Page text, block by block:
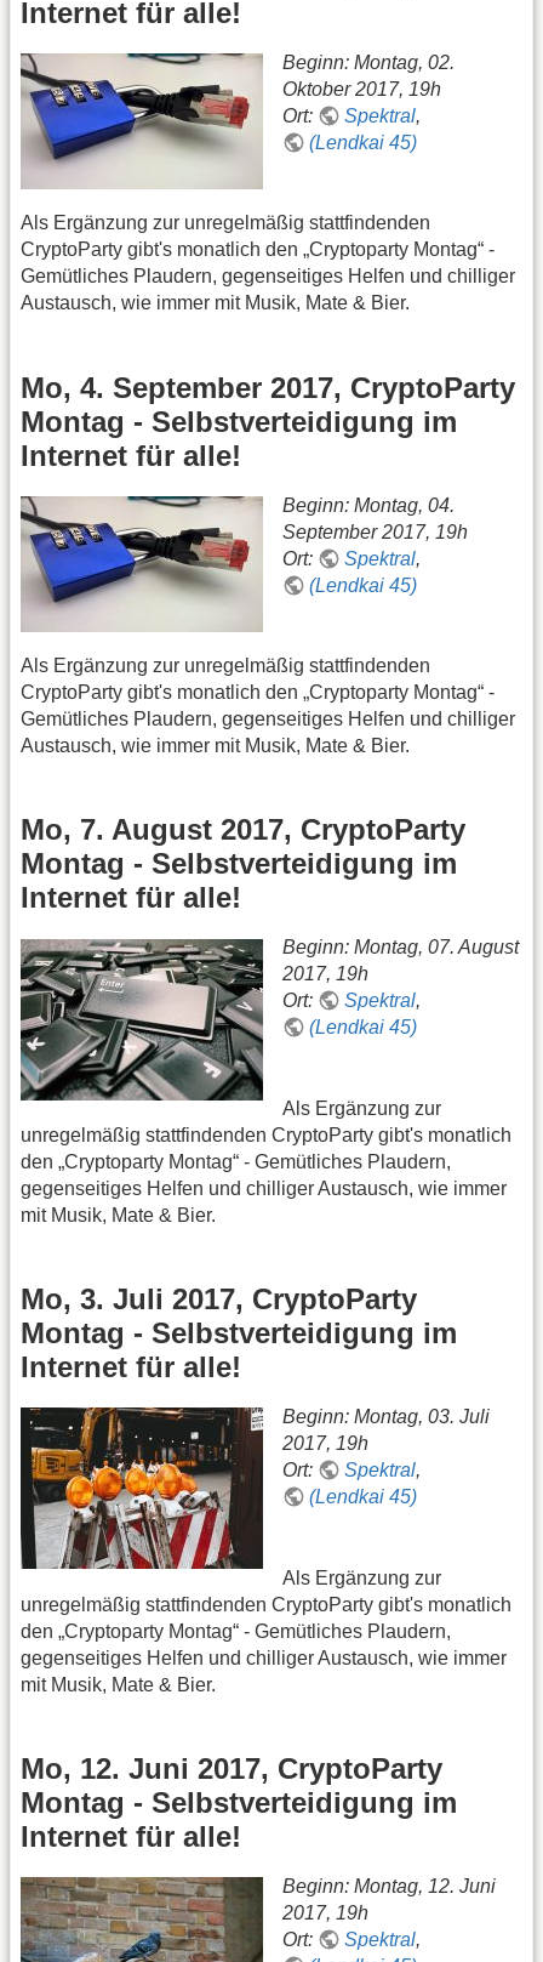
Internet für alle!
Beginn: Montag, 02.
Oktober 2017, 19h
Ort:
Spektral,
(Lendkai 45)
Als Ergänzung zur unregelmäßig stattfindenden
CryptoParty gibt's monatlich den „Cryptoparty Montag“ -
Gemütliches Plaudern, gegenseitiges Helfen und chilliger
Austausch, wie immer mit Musik, Mate & Bier.
Mo, 4. September 2017, CryptoParty
Montag - Selbstverteidigung im
Internet für alle!
Beginn: Montag, 04.
September 2017, 19h
Ort:
Spektral,
(Lendkai 45)
Als Ergänzung zur unregelmäßig stattfindenden
CryptoParty gibt's monatlich den „Cryptoparty Montag“ -
Gemütliches Plaudern, gegenseitiges Helfen und chilliger
Austausch, wie immer mit Musik, Mate & Bier.
Mo, 7. August 2017, CryptoParty
Montag - Selbstverteidigung im
Internet für alle!
Beginn: Montag, 07. August
2017, 19h
Ort:
Spektral,
(Lendkai 45)
Als Ergänzung zur
unregelmäßig stattfindenden CryptoParty gibt's monatlich
den „Cryptoparty Montag“ - Gemütliches Plaudern,
gegenseitiges Helfen und chilliger Austausch, wie immer
mit Musik, Mate & Bier.
Mo, 3. Juli 2017, CryptoParty
Montag - Selbstverteidigung im
Internet für alle!
Beginn: Montag, 03. Juli
2017, 19h
Ort:
Spektral,
(Lendkai 45)
Als Ergänzung zur
unregelmäßig stattfindenden CryptoParty gibt's monatlich
den „Cryptoparty Montag“ - Gemütliches Plaudern,
gegenseitiges Helfen und chilliger Austausch, wie immer
mit Musik, Mate & Bier.
Mo, 12. Juni 2017, CryptoParty
Montag - Selbstverteidigung im
Internet für alle!
Beginn: Montag, 12. Juni
2017, 19h
Ort:
Spektral,